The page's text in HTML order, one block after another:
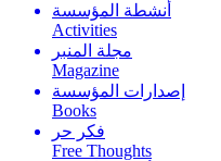
أنشطة المؤسسة
Activities
مجلة المنبر
Magazine
إصدارات المؤسسة
Books
فكر حر
Free Thoughts